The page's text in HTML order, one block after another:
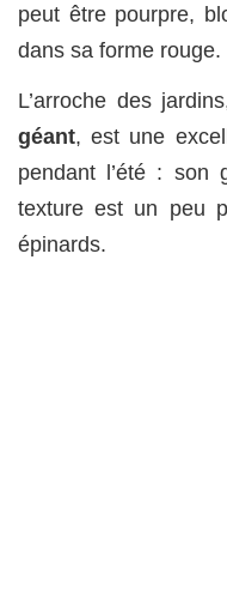
peut être pourpre,
dans sa forme rouge.
L’arroche des
géant, est une
pendant l’été :
texture est un peu
épinards.